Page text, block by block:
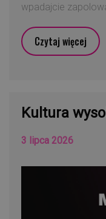
wpadajcie
Czytaj więcej
Kultura
3 lipca 2026